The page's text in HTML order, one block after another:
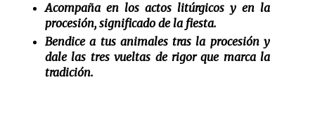
Acompaña en los actos litúrgicos y en la
procesión, significado de la fiesta.
Bendice a tus animales tras la procesión y
dale las tres vueltas de rigor que marca la
tradición.